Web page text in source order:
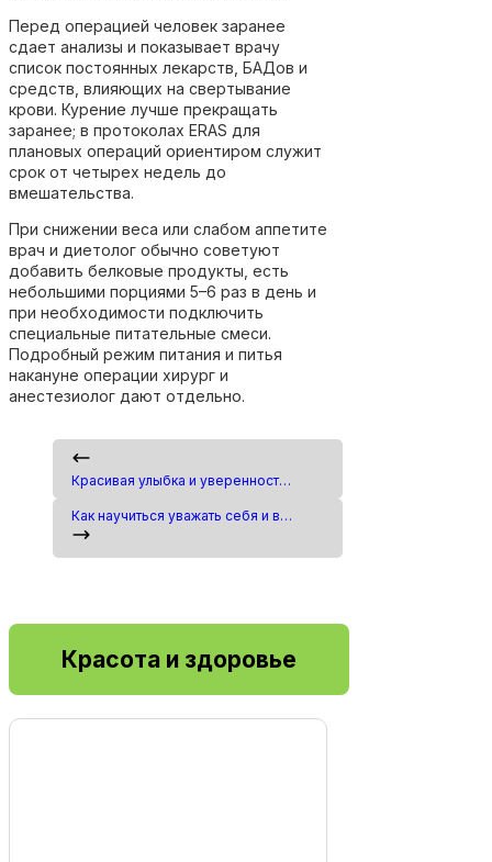
Перед операцией человек заранее
сдает анализы и показывает врачу
список постоянных лекарств, БАДов и
средств, влияющих на свертывание
крови. Курение лучше прекращать
заранее; в протоколах ERAS для
плановых операций ориентиром служит
срок от четырех недель до
вмешательства.
При снижении веса или слабом аппетите
врач и диетолог обычно советуют
добавить белковые продукты, есть
небольшими порциями 5–6 раз в день и
при необходимости подключить
специальные питательные смеси.
Подробный режим питания и питья
накануне операции хирург и
анестезиолог дают отдельно.
Красивая улыбка и уверенность: как внешний вид влияет на самооценку
Как научиться уважать себя и выстраивать здоровые отношения
Красота и здоровье